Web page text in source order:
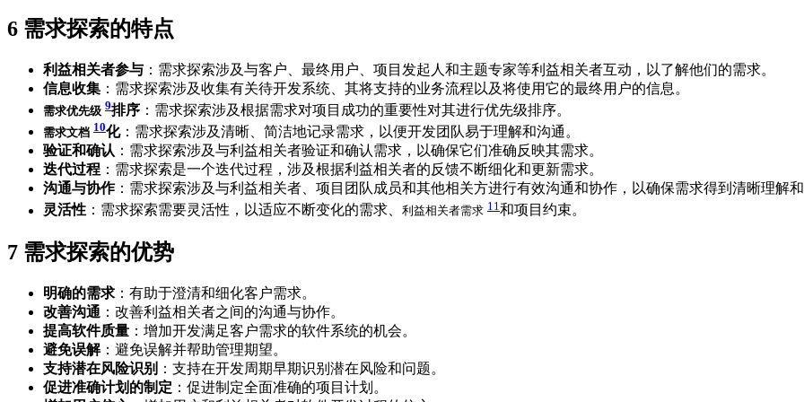
6 需求探索的特点
利益相关者参与 ：需求探索涉及与客户、最终用户、项目发起人和主题专家等利益相关者互动，以了解他们的需求。
信息收集 ：需求探索涉及收集有关待开发系统、其将支持的业务流程以及将使用它的最终用户的信息。
需求优先级 9排序 ：需求探索涉及根据需求对项目成功的重要性对其进行优先级排序。
需求文档 10化：需求探索涉及清晰、简洁地记录需求，以便开发团队易于理解和沟通。
验证和确认 ：需求探索涉及与利益相关者验证和确认需求，以确保它们准确反映其需求。
迭代过程 ：需求探索是一个迭代过程，涉及根据利益相关者的反馈不断细化和更新需求。
沟通与协作：需求探索涉及与利益相关者、项目团队成员和其他相关方进行有效沟通和协作，以确保需求得到清晰理解
灵活性 ：需求探索需要灵活性，以适应不断变化的需求、 利益相关者需求 11 和项目约束。
7 需求探索的优势
明确的需求 ：有助于澄清和细化客户需求。
改善沟通 ：改善利益相关者之间的沟通与协作。
提高软件质量 ：增加开发满足客户需求的软件系统的机会。
避免误解：避免误解并帮助管理期望。
支持潜在风险识别 ：支持在开发周期早期识别潜在风险和问题。
促进准确计划的制定 ：促进制定全面准确的项目计划。